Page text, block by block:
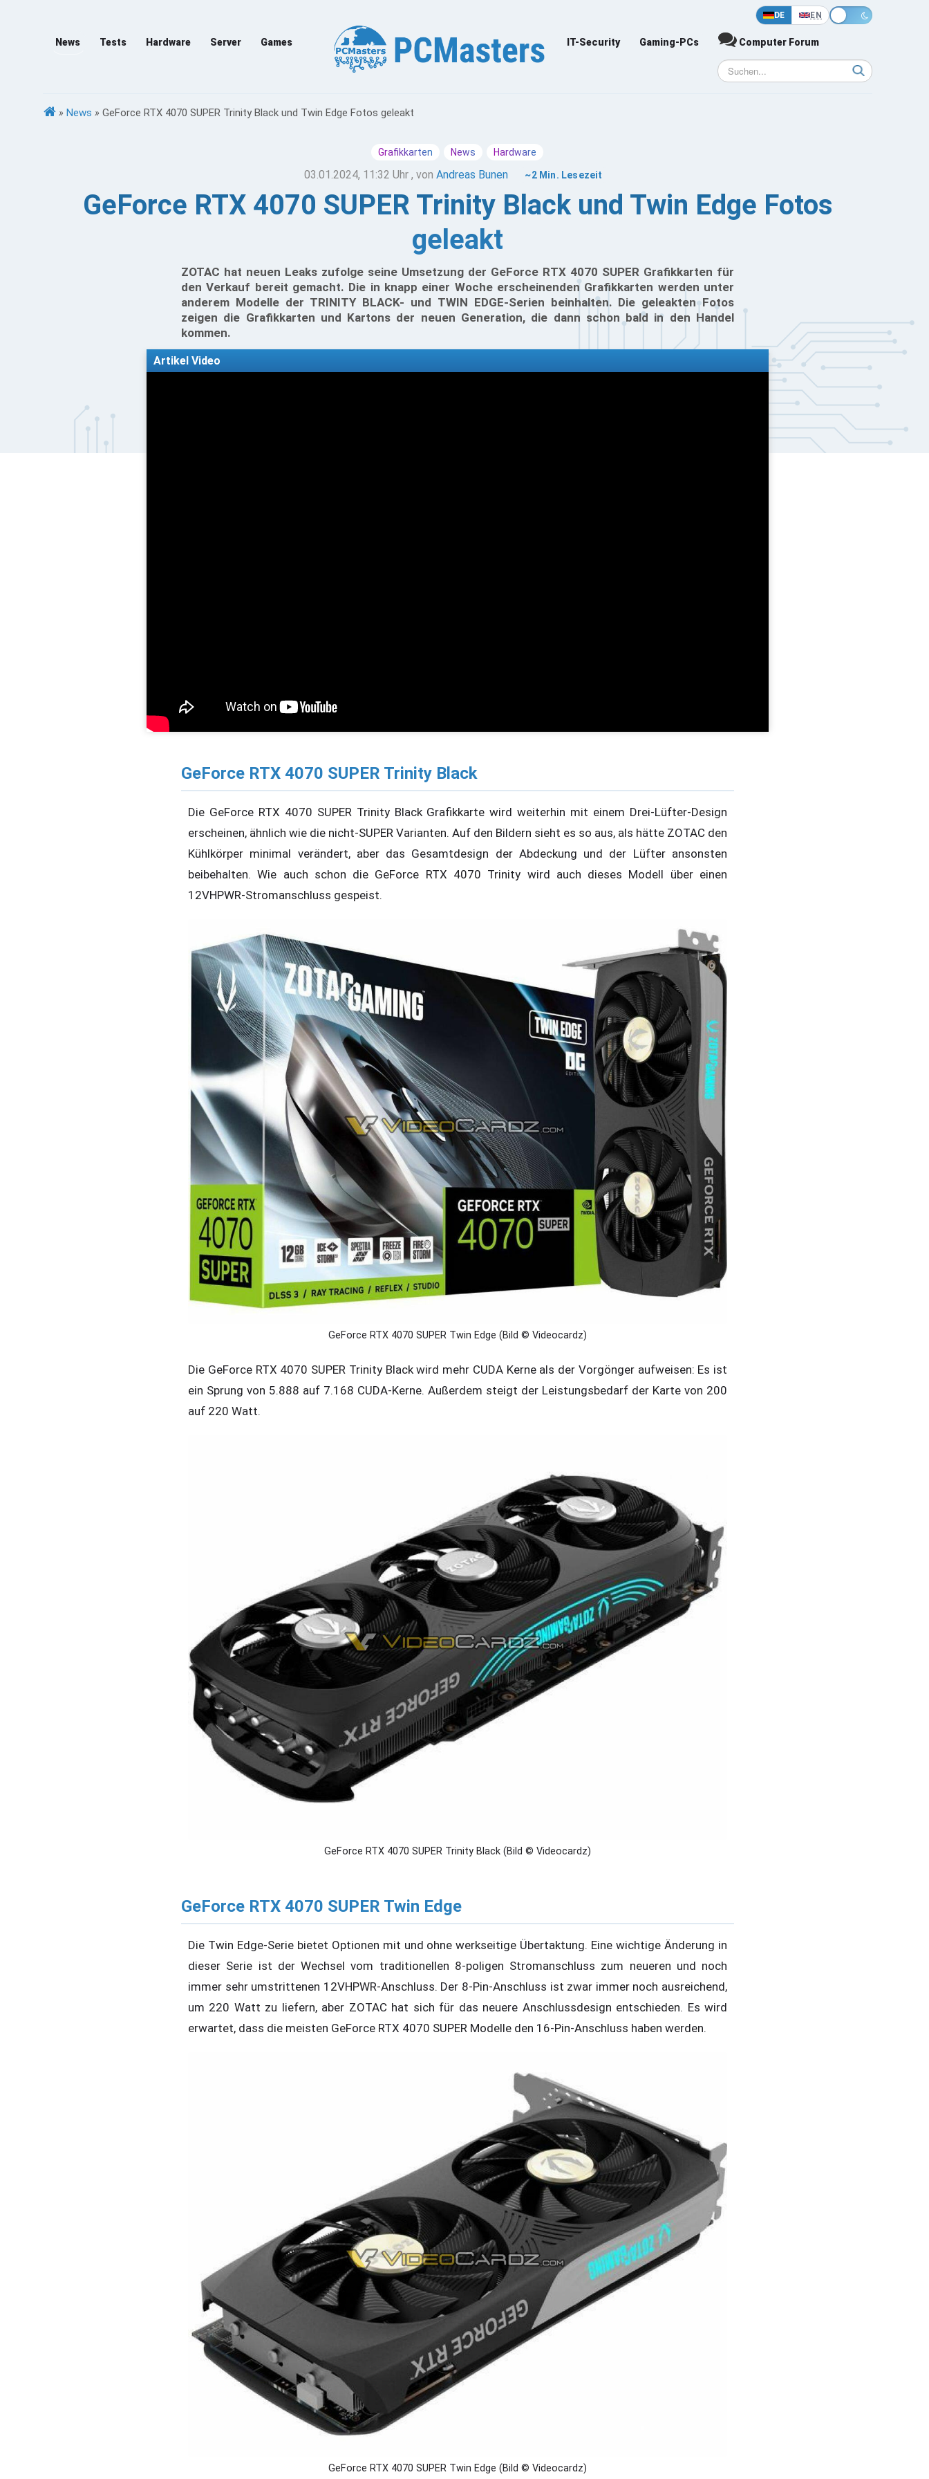
DE EN
News Tests Hardware Server Games IT-Security Gaming-PCs Computer Forum
» News » GeForce RTX 4070 SUPER Trinity Black und Twin Edge Fotos geleakt
Grafikkarten News Hardware
03.01.2024, 11:32 Uhr , vonAndreas Bunen ~2 Min. Lesezeit
GeForce RTX 4070 SUPER Trinity Black und Twin Edge Fotos
geleakt
ZOTAC hat neuen Leaks zufolge seine Umsetzung der GeForce RTX 4070 SUPER Grafikkarten für
den Verkauf bereit gemacht. Die in knapp einer Woche erscheinenden Grafikkarten werden unter
anderem Modelle der TRINITY BLACK- und TWIN EDGE-Serien beinhalten. Die geleakten Fotos
zeigen die Grafikkarten und Kartons der neuen Generation, die dann schon bald in den Handel
kommen.
Artikel Video
GeForce RTX 4070 SUPER Trinity Black
Die GeForce RTX 4070 SUPER Trinity Black Grafikkarte wird weiterhin mit einem Drei-Lüfter-Design
erscheinen, ähnlich wie die nicht-SUPER Varianten. Auf den Bildern sieht es so aus, als hätte ZOTAC den
Kühlkörper minimal verändert, aber das Gesamtdesign der Abdeckung und der Lüfter ansonsten
beibehalten. Wie auch schon die GeForce RTX 4070 Trinity wird auch dieses Modell über einen
12VHPWR-Stromanschluss gespeist.
GeForce RTX 4070 SUPER Twin Edge (Bild © Videocardz)
Die GeForce RTX 4070 SUPER Trinity Black wird mehr CUDA Kerne als der Vorgönger aufweisen: Es ist
ein Sprung von 5.888 auf 7.168 CUDA-Kerne. Außerdem steigt der Leistungsbedarf der Karte von 200
auf 220 Watt.
GeForce RTX 4070 SUPER Trinity Black (Bild © Videocardz)
GeForce RTX 4070 SUPER Twin Edge
Die Twin Edge-Serie bietet Optionen mit und ohne werkseitige Übertaktung. Eine wichtige Änderung in
dieser Serie ist der Wechsel vom traditionellen 8-poligen Stromanschluss zum neueren und noch
immer sehr umstrittenen 12VHPWR-Anschluss. Der 8-Pin-Anschluss ist zwar immer noch ausreichend,
um 220 Watt zu liefern, aber ZOTAC hat sich für das neuere Anschlussdesign entschieden. Es wird
erwartet, dass die meisten GeForce RTX 4070 SUPER Modelle den 16-Pin-Anschluss haben werden.
GeForce RTX 4070 SUPER Twin Edge (Bild © Videocardz)